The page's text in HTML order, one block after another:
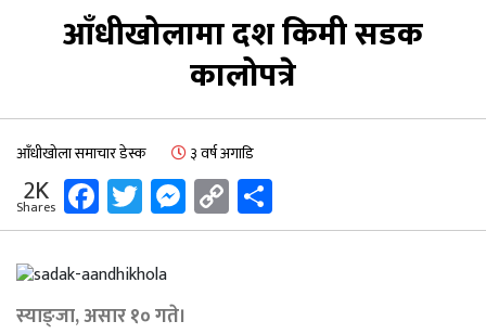
आँधीखोलामा दश किमी सडक
कालोपत्रे
आँधीखोला समाचार डेस्क ३ वर्ष अगाडि
2K
Shares Facebook
Twitter
Messenger
Copy
Link
स्याङ्जा, असार १० गते।